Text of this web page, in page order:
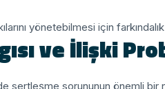
yönetebilmesi için
ve İlişki
sertleşme sorununun önemli bir